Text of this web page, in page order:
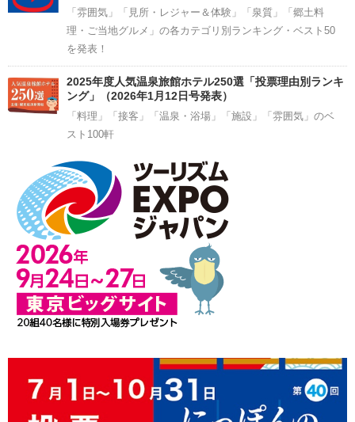
「雰囲気」「見所・レジャー＆体験」「泉質」「郷土料
理・ご当地グルメ」の各カテゴリ別ランキング・ベスト50
を発表！
2025年度人気温泉旅館ホテル250選「投票理由別ランキ
ング」（2026年1月12日号発表）
「料理」「接客」「温泉・浴場」「施設」「雰囲気」のベ
スト100軒